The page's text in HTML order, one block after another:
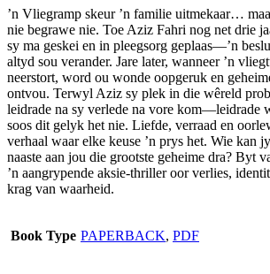
options
may
be
chosen
on
the
product
page
’n Vliegramp skeur ’n familie uitmekaar…
nie begrawe nie. Toe Aziz Fahri nog net drie
sy ma geskei en in pleegsorg geplaas—’n
altyd sou verander. Jare later, wanneer ’n
neerstort, word ou wonde oopgeruk en
ontvou. Terwyl Aziz sy plek in die wêreld
leidrade na sy verlede na vore kom—leidrade
soos dit gelyk het nie. Liefde, verraad en
verhaal waar elke keuse ’n prys het. Wie kan
naaste aan jou die grootste geheime dra? Byt
’n aangrypende aksie-thriller oor verlies,
krag van waarheid.
Book Type PAPERBACK, PDF